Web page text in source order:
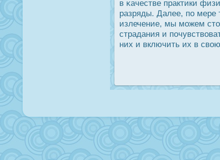
в κачестве практики
разряды. Далее, по мере
излечение, мы можем
страдания и
них и включить их в